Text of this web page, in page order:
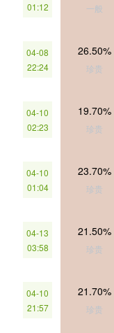
01:12
一般
04-08
22:24
26.50%
珍贵
04-10
02:23
19.70%
珍贵
04-10
01:04
23.70%
珍贵
04-13
03:58
21.50%
珍贵
04-10
21:57
21.70%
珍贵